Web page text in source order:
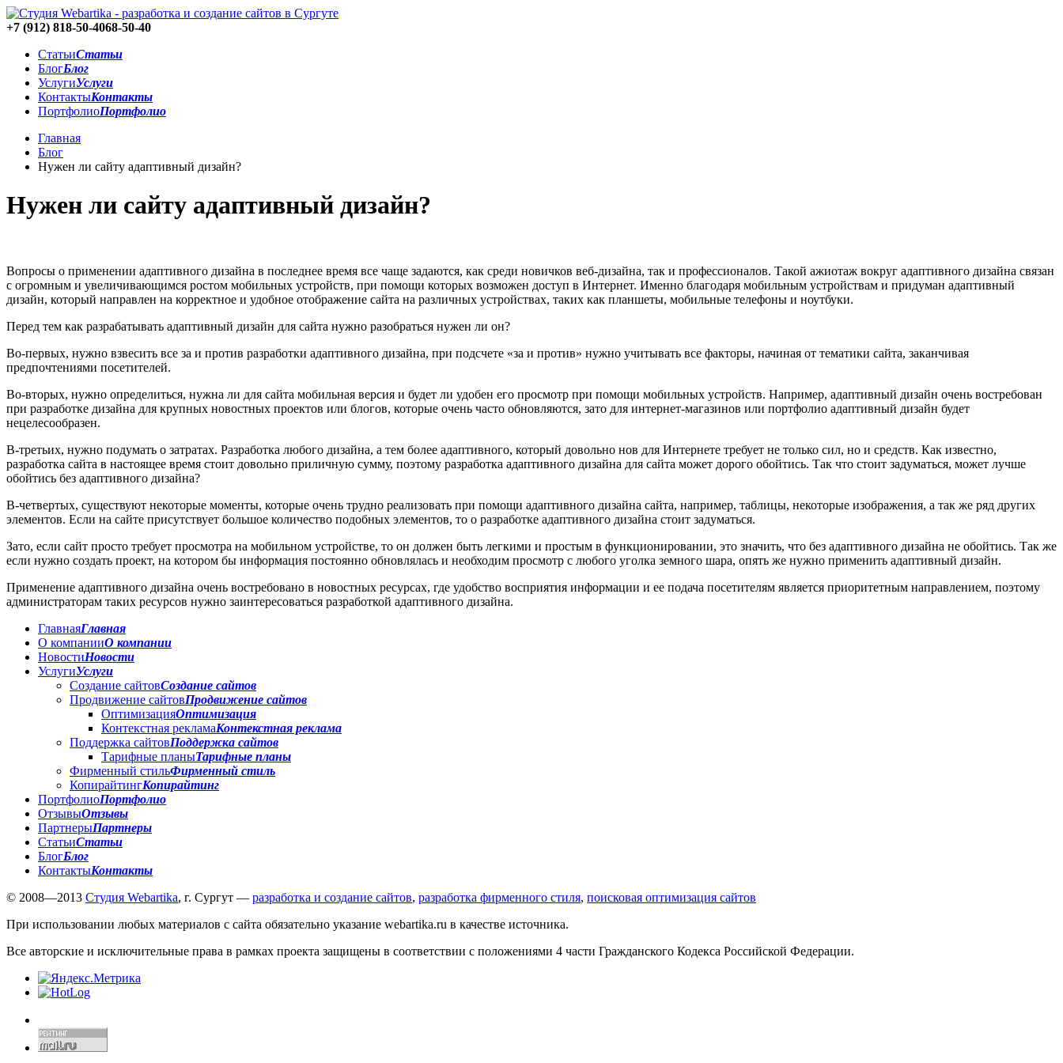
+7 (912) 818-50-4068-50-40
СтатьиСтатьи
БлогБлог
УслугиУслуги
КонтактыКонтакты
ПортфолиоПортфолио
Главная
Блог
Нужен ли сайту адаптивный дизайн?
Нужен ли сайту адаптивный дизайн?
Вопросы о применении адаптивного дизайна в последнее время все чаще задаются, как среди новичков веб-дизайна, так и профессионалов. Такой ажиотаж вокруг адаптивного дизайна связан
с огромным и увеличивающимся ростом мобильных устройств, при помощи которых возможен доступ в Интернет. Именно благодаря мобильным устройствам и придуман адаптивный
дизайн, который направлен на корректное и удобное отображение сайта на различных устройствах, таких как планшеты, мобильные телефоны и ноутбуки.
Перед тем как разрабатывать адаптивный дизайн для сайта нужно разобраться нужен ли он?
Во-первых, нужно взвесить все за и против разработки адаптивного дизайна, при подсчете «за и против» нужно учитывать все факторы, начиная от тематики сайта, заканчивая
предпочтениями посетителей.
Во-вторых, нужно определиться, нужна ли для сайта мобильная версия и будет ли удобен его просмотр при помощи мобильных устройств. Например, адаптивный дизайн очень востребован
при разработке дизайна для крупных новостных проектов или блогов, которые очень часто обновляются, зато для интернет-магазинов или портфолио адаптивный дизайн будет
нецелесообразен.
В-третьих, нужно подумать о затратах. Разработка любого дизайна, а тем более адаптивного, который довольно нов для Интернете требует не только сил, но и средств. Как известно,
разработка сайта в настоящее время стоит довольно приличную сумму, поэтому разработка адаптивного дизайна для сайта может дорого обойтись. Так что стоит задуматься, может лучше
обойтись без адаптивного дизайна?
В-четвертых, существуют некоторые моменты, которые очень трудно реализовать при помощи адаптивного дизайна сайта, например, таблицы, некоторые изображения, а так же ряд других
элементов. Если на сайте присутствует большое количество подобных элементов, то о разработке адаптивного дизайна стоит задуматься.
Зато, если сайт просто требует просмотра на мобильном устройстве, то он должен быть легкими и простым в функционировании, это значить, что без адаптивного дизайна не обойтись. Так же
если нужно создать проект, на котором бы информация постоянно обновлялась и необходим просмотр с любого уголка земного шара, опять же нужно применить адаптивный дизайн.
Применение адаптивного дизайна очень востребовано в новостных ресурсах, где удобство восприятия информации и ее подача посетителям является приоритетным направлением, поэтому
администраторам таких ресурсов нужно заинтересоваться разработкой адаптивного дизайна.
ГлавнаяГлавная
О компанииО компании
НовостиНовости
УслугиУслуги
Создание сайтовСоздание сайтов
Продвижение сайтовПродвижение сайтов
ОптимизацияОптимизация
Контекстная рекламаКонтекстная реклама
Поддержка сайтовПоддержка сайтов
Тарифные планыТарифные планы
Фирменный стильФирменный стиль
КопирайтингКопирайтинг
ПортфолиоПортфолио
ОтзывыОтзывы
ПартнерыПартнеры
СтатьиСтатьи
БлогБлог
КонтактыКонтакты
© 2008—2013 Студия Webartika, г. Сургут — разработка и создание сайтов, разработка фирменного стиля, поисковая оптимизация сайтов
При использовании любых материалов с сайта обязательно указание webartika.ru в качестве источника.
Все авторские и исключительные права в рамках проекта защищены в соответствии с положениями 4 части Гражданского Кодекса Российской Федерации.